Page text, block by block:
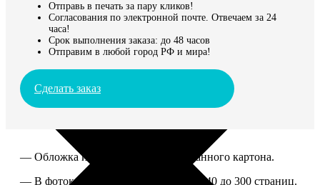
Отправь в печать за пару кликов!
Согласования по электронной почте. Отвечаем за 24
часа!
Срок выполнения заказа: до 48 часов
Отправим в любой город РФ и мира!
Сделать заказ
— Обложка из твердого ламинированного картона.
— В фотокниге можно разместить от 40 до 300 страниц.